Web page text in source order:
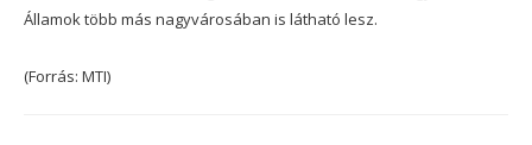
Államok több más nagyvárosában is látható lesz.
(Forrás: MTI)